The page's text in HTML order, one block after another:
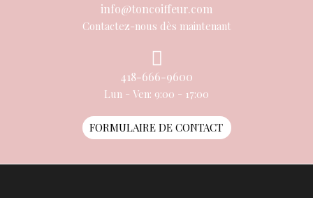
info@toncoiffeur.com
Contactez-nous dès maintenant
418-666-9600
Lun - Ven: 9:00 - 17:00
FORMULAIRE DE CONTACT